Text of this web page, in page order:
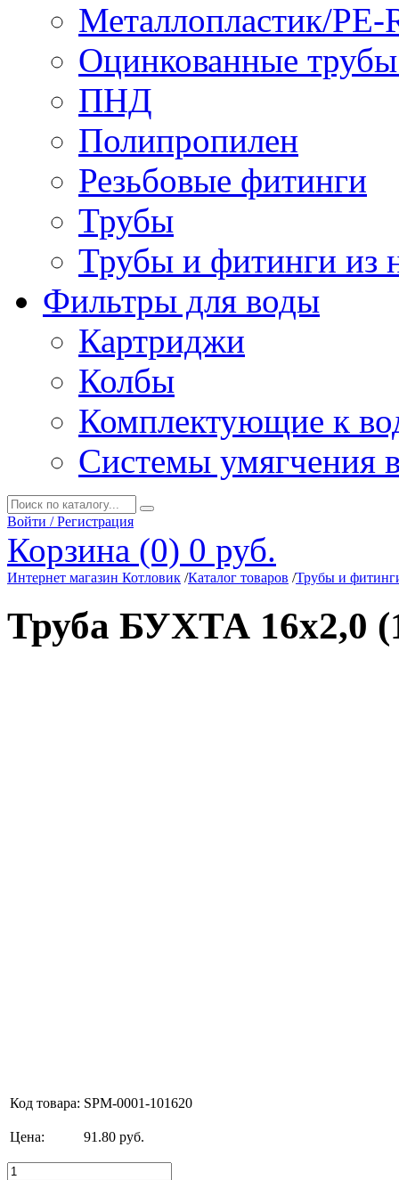
Металлопластик/
Оцинкованные
ПНД
Полипропилен
Резьбовые фитинги
Трубы
Трубы и фитинги из
Фильтры для воды
Картриджи
Колбы
Комплектующие к
Системы умягчения
Войти / Регистрация
Корзина (0) 0 руб.
Интернет магазин Котловик /Каталог товаров /Трубы и
Труба БУХТА 16х2,0
Код товара: SPM-0001-101620
Цена: 91.80 руб.